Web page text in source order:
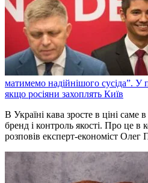
матимемо надійнішого сусіда”. У
якщо росіяни захоплять Київ
В Україні кава зросте в ціні саме
бренд і контроль якості. Про це в
розповів експерт-економіст